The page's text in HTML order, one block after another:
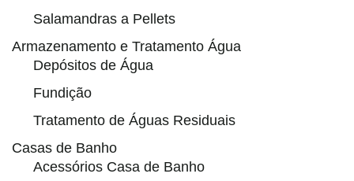
Salamandras a Pellets
Armazenamento e Tratamento Água
Depósitos de Água
Fundição
Tratamento de Águas Residuais
Casas de Banho
Acessórios Casa de Banho